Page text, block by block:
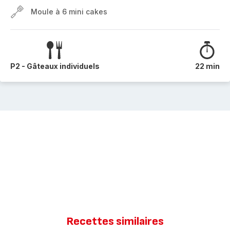
Moule à 6 mini cakes
P2 - Gâteaux individuels 22 min
Recettes similaires